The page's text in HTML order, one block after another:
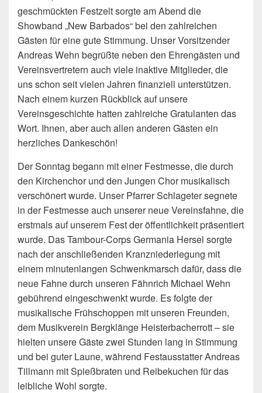
geschmückten Festzelt sorgte am Abend die
Showband „New Barbados“ bei den zahlreichen
Gästen für eine gute Stimmung. Unser Vorsitzender
Andreas Wehn begrüßte neben den Ehrengästen und
Vereinsvertretern auch viele inaktive Mitglieder, die
uns schon seit vielen Jahren finanziell unterstützen.
Nach einem kurzen Rückblick auf unsere
Vereinsgeschichte hatten zahlreiche Gratulanten das
Wort. Ihnen, aber auch allen anderen Gästen ein
herzliches Dankeschön!
Der Sonntag begann mit einer Festmesse, die durch
den Kirchenchor und den Jungen Chor musikalisch
verschönert wurde. Unser Pfarrer Schlageter segnete
in der Festmesse auch unserer neue Vereinsfahne, die
erstmals auf unserem Fest der öffentlichkeit präsentiert
wurde. Das Tambour-Corps Germania Hersel sorgte
nach der anschließenden Kranzniederlegung mit
einem minutenlangen Schwenkmarsch dafür, dass die
neue Fahne durch unseren Fähnrich Michael Wehn
gebührend eingeschwenkt wurde. Es folgte der
musikalische Frühschoppen mit unseren Freunden,
dem Musikverein Bergklänge Heisterbacherrott – sie
hielten unsere Gäste zwei Stunden lang in Stimmung
und bei guter Laune, während Festausstatter Andreas
Tillmann mit Spießbraten und Reibekuchen für das
leibliche Wohl sorgte.